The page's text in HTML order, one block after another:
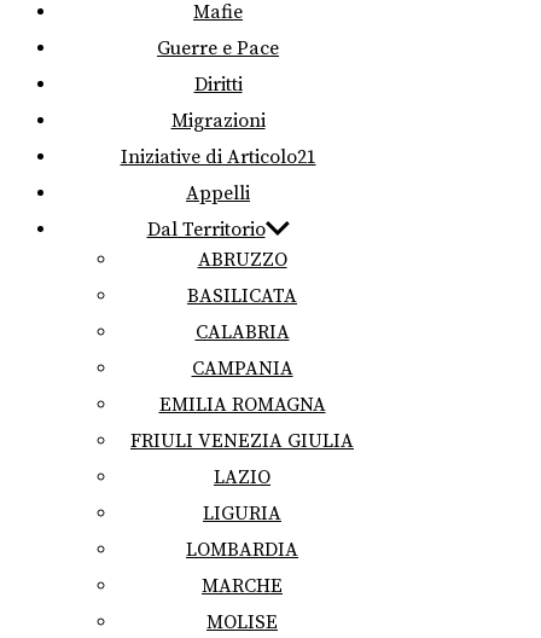
Mafie
Guerre e Pace
Diritti
Migrazioni
Iniziative di Articolo21
Appelli
Dal Territorio
ABRUZZO
BASILICATA
CALABRIA
CAMPANIA
EMILIA ROMAGNA
FRIULI VENEZIA GIULIA
LAZIO
LIGURIA
LOMBARDIA
MARCHE
MOLISE